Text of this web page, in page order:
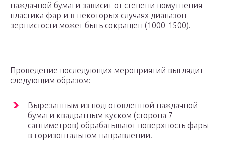
наждачной бумаги зависит от степени помутнения
пластика фар и в некоторых случаях диапазон
зернистости может быть сокращен (1000-1500).
Проведение последующих мероприятий выглядит
следующим образом:
Вырезанным из подготовленной наждачной
бумаги квадратным куском (сторона 7
сантиметров) обрабатывают поверхность фары
в горизонтальном направлении.